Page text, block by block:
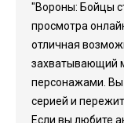
"Вороны: Бойцы
просмотра
отличная
захватывающий
персонажами.
серией и
Если вы любите